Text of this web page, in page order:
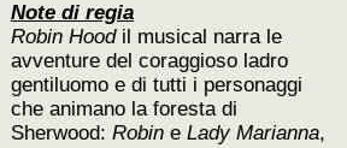
Note di regia
Robin Hoodil musical narra le
avventure del coraggioso ladro
gentiluomo e di tutti i personaggi
che animano la foresta di
Sherwood: Robine Lady Marianna,